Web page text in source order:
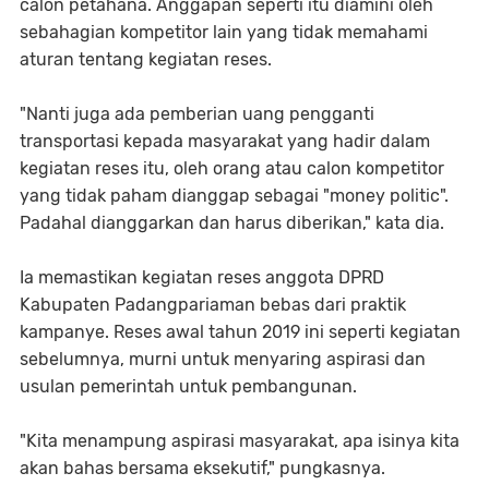
calon petahana. Anggapan seperti itu diamini oleh
sebahagian kompetitor lain yang tidak memahami
aturan tentang kegiatan reses.
"Nanti juga ada pemberian uang pengganti
transportasi kepada masyarakat yang hadir dalam
kegiatan reses itu, oleh orang atau calon kompetitor
yang tidak paham dianggap sebagai "money politic".
Padahal dianggarkan dan harus diberikan," kata dia.
Ia memastikan kegiatan reses anggota DPRD
Kabupaten Padangpariaman bebas dari praktik
kampanye. Reses awal tahun 2019 ini seperti kegiatan
sebelumnya, murni untuk menyaring aspirasi dan
usulan pemerintah untuk pembangunan.
"Kita menampung aspirasi masyarakat, apa isinya kita
akan bahas bersama eksekutif," pungkasnya.